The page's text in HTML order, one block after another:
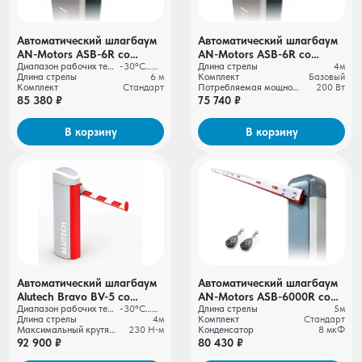
Автоматический шлагбаум
AN-Motors ASB-6R со
стрелой 6 метров комплект
"Стандарт" (с
фотоэлементами)
Диапазон рабочих температур
-30ºС…+65ºС
Длина стрелы
6 м
Комплект
Стандарт
85 380 ₽
В корзину
Автоматический шлагбаум
AN-Motors ASB-6R со
стрелой 4 метра комплект
"Базовый"
Длина стрелы
4м
Комплект
Базовый
Потребляемая мощность
200 Вт
75 740 ₽
В корзину
Автоматический шлагбаум
Alutech Bravo BV-5 со
стрелой 4 метра комплект
"Базовый"
Диапазон рабочих температур
-30ºС…+65ºС
Длина стрелы
4м
Максимальный крутящий момент
230 Н⋅м
92 900 ₽
Автоматический шлагбаум
AN-Motors ASB-6000R со
стрелой 5 метров комплект
"Стандарт" (с
фотоэлементами)
Длина стрелы
5м
Комплект
Стандарт
Конденсатор
8 мкФ
80 430 ₽